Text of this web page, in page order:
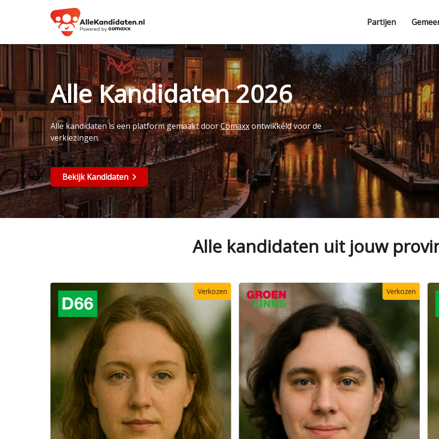
Partijen
Alle Kandidaten 2026
Alle kandidaten is een platform gemaakt doorComaxxontwikkeld voor de
verkiezingen.
Bekijk Kandidaten
Alle kandidaten uit jouw
Verkozen Verkozen